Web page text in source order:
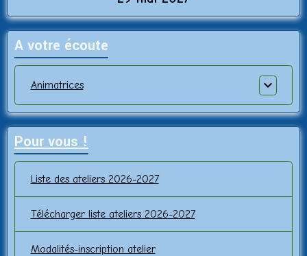
A votre écoute
Animatrices
Pour vous !
Liste des ateliers 2026-2027
Télécharger liste ateliers 2026-2027
Modalités-inscription atelier